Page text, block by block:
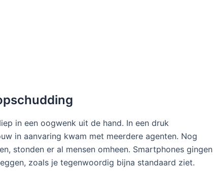
in een oogwenk uit de hand. In een druk
in aanvaring kwam met meerdere agenten. Nog
stonden er al mensen omheen. Smartphones gingen
zoals je tegenwoordig bijna standaard ziet.